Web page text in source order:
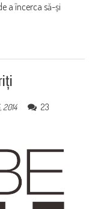
a încerca să-și
23